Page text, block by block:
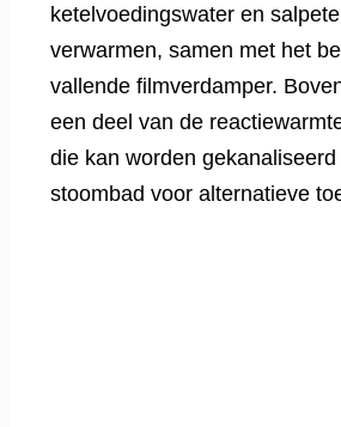
ketelvoedingswater en
verwarmen, samen met het
vallende filmverdamper.
een deel van de
die kan worden
stoombad voor alternatieve